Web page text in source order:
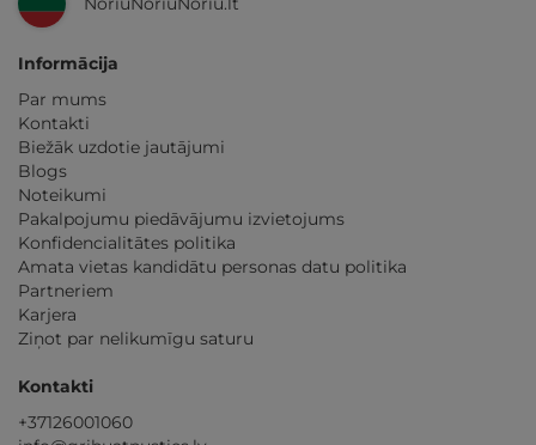
Informācija
Par mums
Kontakti
Biežāk uzdotie jautājumi
Blogs
Noteikumi
Pakalpojumu piedāvājumu izvietojums
Konfidencialitātes politika
Amata vietas kandidātu personas datu politika
Partneriem
Karjera
Ziņot par nelikumīgu saturu
Kontakti
+37126001060